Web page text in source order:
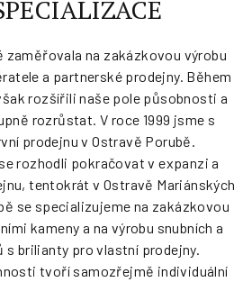
zaměřovala na zakázkovou výrobu
a partnerské prodejny. Během
rozšířili naše pole působnosti a
rozrůstat. V roce 1999 jsme s
prodejnu v Ostravě Porubě.
rozhodli pokračovat v expanzi a
tentokrát v Ostravě Mariánských
se specializujeme na zakázkovou
kameny a na výrobu snubních a
s brilianty pro vlastní prodejny.
tvoří samozřejmě individuální